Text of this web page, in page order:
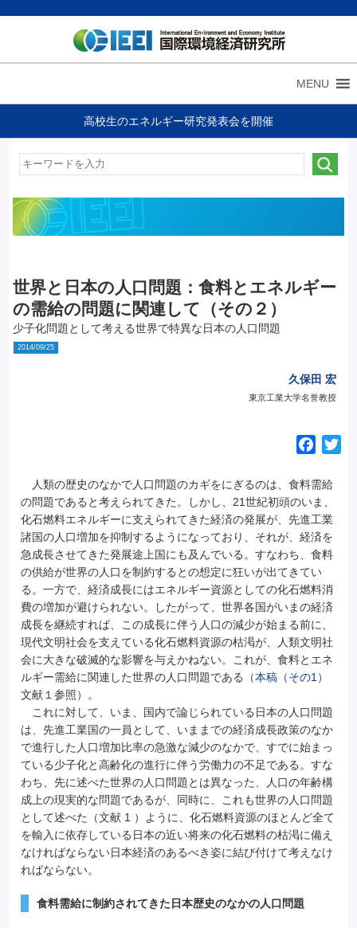
MENU
高校生のエネルギー研究発表会を開催
世界と日本の人口問題：食料とエネルギー
の需給の問題に関連して（その２）
少子化問題として考える世界で特異な日本の人口問題
2014/09/25
久保田 宏
東京工業大学名誉教授
c
e
b
o
o
k
人類の歴史のなかで人口問題のカギをにぎるのは、食料需給
の問題であると考えられてきた。しかし、21世紀初頭のいま、
化石燃料エネルギーに支えられてきた経済の発展が、先進工業
諸国の人口増加を抑制するようになっており、それが、経済を
急成長させてきた発展途上国にも及んでいる。 すなわち、食料
の供給が世界の人口を制約するとの想定に狂いが出てきてい
る。一方で、経済成長にはエネルギー資源としての化石燃料消
費の増加が避けられない。したがって、世界各国がいまの経済
成長を継続すれば、この成長に伴う人口の減少が始まる前に、
現代文明社会を支えている化石燃料資源の枯渇が、人類文明社
会に大きな破滅的な影響を与えかねない。これが、食料とエネ
ルギー需給に関連した世界の人口問題である（本稿（その1）
文献１参照）。
これに対して、いま、国内で論じられている日本の人口問題
は、先進工業国の一員として、いままでの経済成長政策のなか
で進行した人口増加比率の急激な減少のなかで、すでに始まっ
ている少子化と高齢化の進行に伴う労働力の不足である。すな
わち、先に述べた世界の人口問題とは異なった、人口の年齢構
成上の現実的な問題であるが、同時に、これも世界の人口問題
として述べた（文献 1 ）ように、化石燃料資源のほとんど全て
を輸入に依存している日本の近い将来の化石燃料の枯渇に備え
なければならない日本経済のあるべき姿に結び付けて考えなけ
ればならない。
食料需給に制約されてきた日本歴史のなかの人口問題